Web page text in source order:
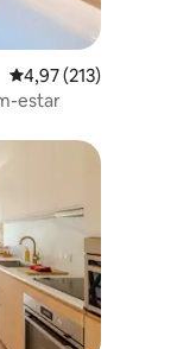
4,97 de uma avaliação
4,97 (213)
estar
hóspedes